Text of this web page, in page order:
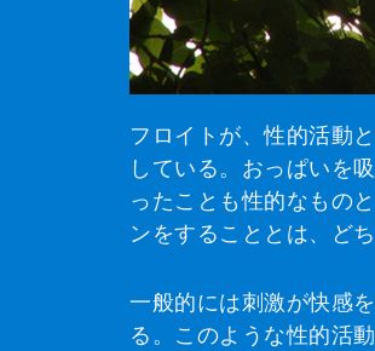
フロイトが、性的活動
している。おっぱいを
ったことも性的なもの
ンをすることとは、ど
一般的には刺激が快感
る。このような性的活